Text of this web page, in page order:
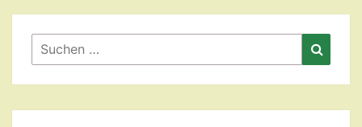
Suchen
nach: